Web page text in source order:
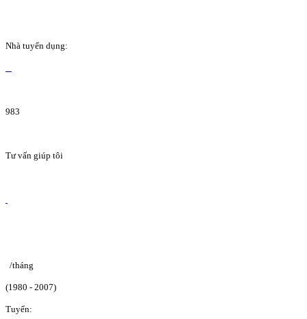
Nhà tuyển dụng:
983
Tư vấn giúp tôi
/tháng
(1980 - 2007)
Tuyển: